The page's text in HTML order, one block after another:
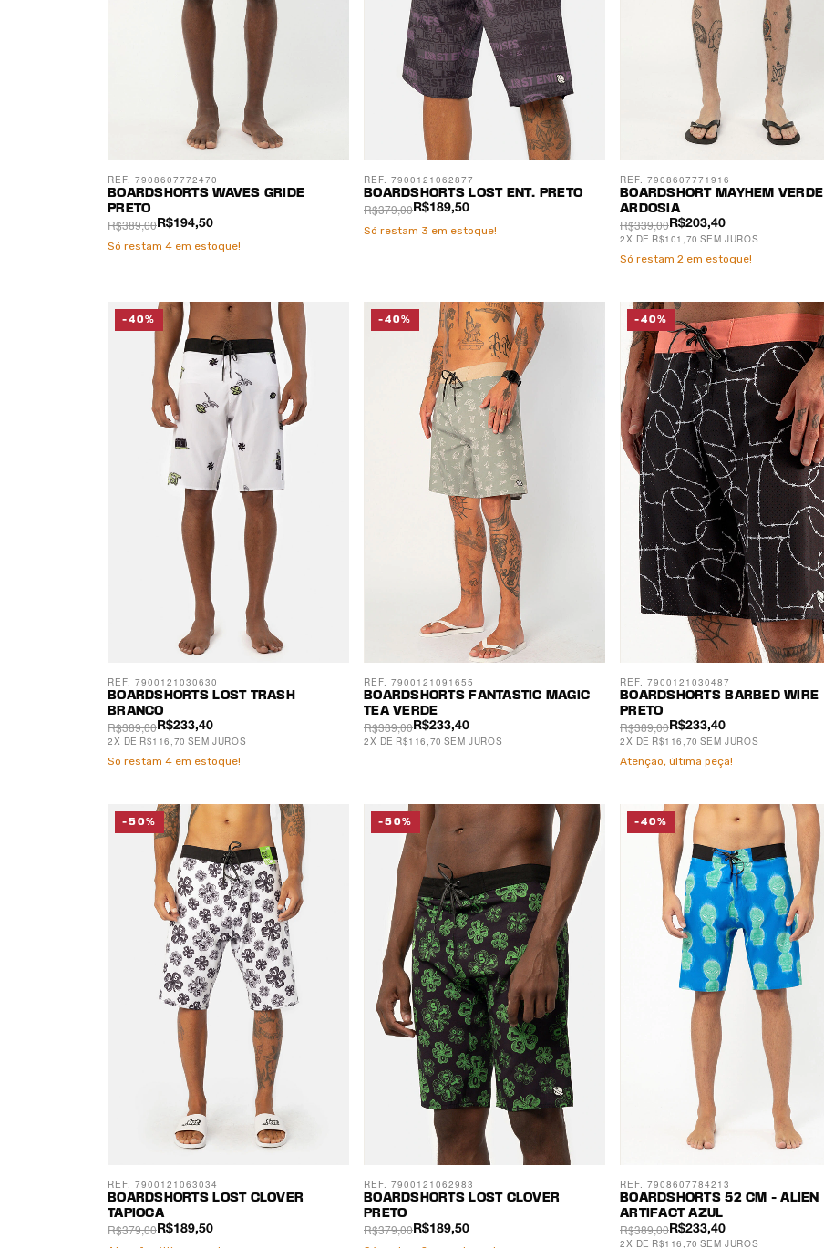
BOARDSHORTS WAVES GRIDE
PRETO
R$194,50
R$389,00
REF. 7908607772470
Só restam 4 em estoque!
BOARDSHORTS LOST ENT. PRETO
R$189,50
R$379,00
REF. 7900121062877
Só restam 3 em estoque!
BOARDSHORT MAYHEM VERDE
ARDOSIA
R$203,40
R$339,00
2X DE R$101,70 SEM JUROS
REF. 7908607771916
Só restam 2 em estoque!
BOARDSHORTS LOST TRASH
BRANCO
R$233,40
R$389,00
2X DE R$116,70 SEM JUROS
REF. 7900121030630
-40%
Só restam 4 em estoque!
BOARDSHORTS FANTASTIC MAGIC
TEA VERDE
R$233,40
R$389,00
2X DE R$116,70 SEM JUROS
REF. 7900121091655
-40%
BOARDSHORTS BARBED WIRE
PRETO
R$233,40
R$389,00
2X DE R$116,70 SEM JUROS
REF. 7900121030487
-40%
Atenção, última peça!
BOARDSHORTS LOST CLOVER
TAPIOCA
R$189,50
R$379,00
REF. 7900121063034
-50%
BOARDSHORTS LOST CLOVER
PRETO
R$189,50
R$379,00
REF. 7900121062983
-50%
BOARDSHORTS 52 CM - ALIEN
ARTIFACT AZUL
R$233,40
R$389,00
2X DE R$116,70 SEM JUROS
REF. 7908607784213
-40%